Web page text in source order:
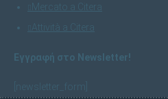
Mercato a Citera
Attività a Citera
Εγγραφή στο Newsletter!
[newsletter_form]